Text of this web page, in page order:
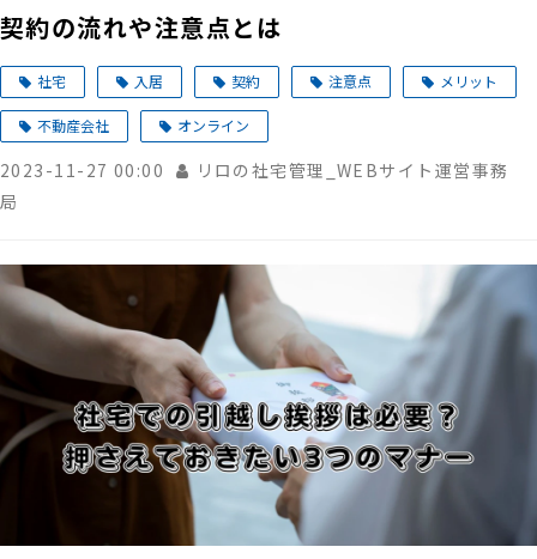
契約の流れや注意点とは
社宅 入居 契約 注意点 メリット
不動産会社 オンライン
2023-11-27 00:00
リロの社宅管理_WEBサイト運営事務
局